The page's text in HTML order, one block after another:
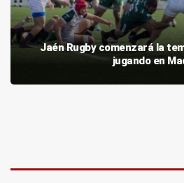
Jaén Rugby comenzará la
jugando en